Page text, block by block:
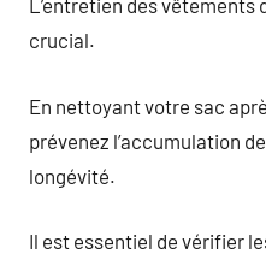
L’entretien des vêtements
crucial.
En nettoyant votre sac
prévenez l’accumulation
longévité.
Il est essentiel de vérifier